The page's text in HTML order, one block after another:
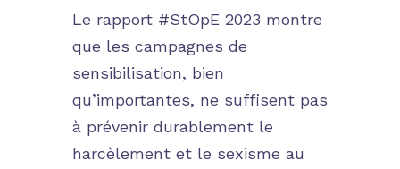
Le rapport #StOpE 2023 montre
que les campagnes de
sensibilisation, bien
qu’importantes, ne suffisent pas
à prévenir durablement le
harcèlement et le sexisme au